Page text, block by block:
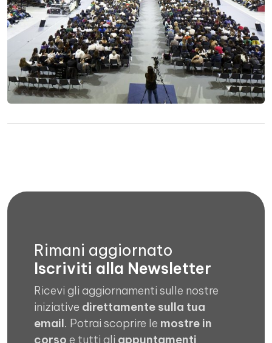
Rimani aggiornato
Iscriviti alla Newsletter
Ricevi gli aggiornamenti sulle nostre
iniziative direttamente sulla tua
email. Potrai scoprire le mostre in
corso e tutti gli appuntamenti